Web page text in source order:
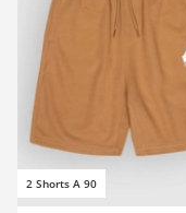
2 Shorts A 90